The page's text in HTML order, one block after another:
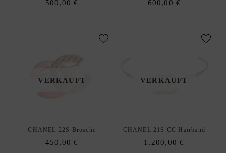
500,00€ 600,00 €
VERKAUFT
CHANEL 22S Brosche
450,00€
VERKAUFT
CHANEL 21S CC Hairband
1.200,00€